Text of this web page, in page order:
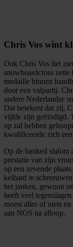
Chris Vos wint
Ook Chris Vos liet
snowboardcross
medaille binnen
door een valpartij.
andere Nederlandse
Dat betekent dat zij,
vijfde zijn geëindigd.
op zal hebben
kwalificeerde zich
Op de banked slalom
prestatie van zijn
op een zevende
keihard te
het janken, gewoon
heeft veel
moest alles of niets
aan NOS na afloop.